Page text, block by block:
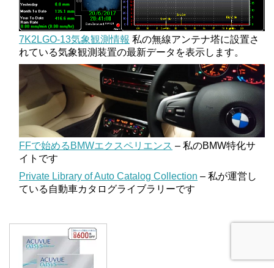
7K2LGO-13気象観測情報 私の無線アンテナ塔に設置さ
れている気象観測装置の最新データを表示します。
FFで始めるBMWエクスペリエンス – 私のBMW特化サ
イトです
Private Library of Auto Catalog Collection – 私が運営し
ている自動車カタログライブラリーです